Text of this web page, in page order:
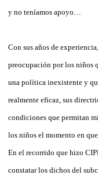
y no teníamos apoyo…
Con sus años de
preocupación por los niños
una política inexistente y
realmente eficaz, sus
condiciones que permitan
los niños el momento en que
En el recorrido que hizo
constatar los dichos del